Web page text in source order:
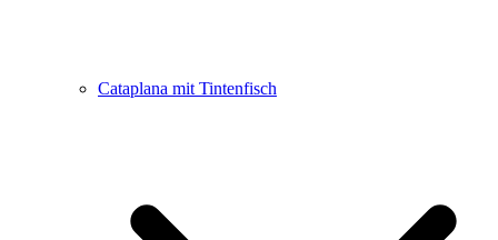
Cataplana mit Tintenfisch